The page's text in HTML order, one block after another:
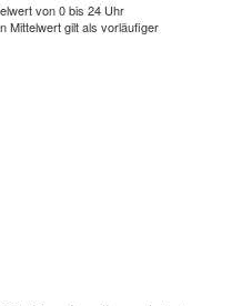
von 0 bis 24 Uhr
Mittelwert gilt als vorläufiger